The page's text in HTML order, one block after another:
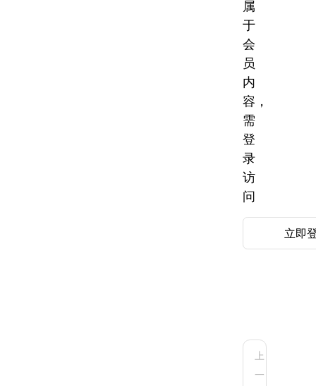
属
于
会
员
内
容，
需
登
录
访
问
立即
上
一